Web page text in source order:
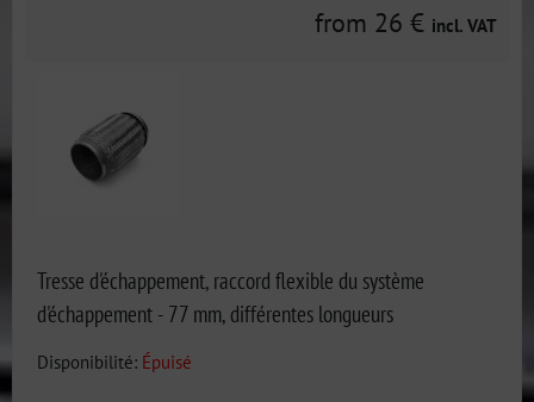
from 26 € incl. VAT
Tresse d'échappement, raccord flexible du système
d'échappement - 77 mm, différentes longueurs
Disponibilité: Épuisé